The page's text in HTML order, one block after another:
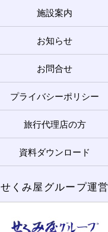
施設案内
お知らせ
お問合せ
プライバシーポリシー
旅行代理店の方
資料ダウンロード
せくみ屋グループ運営